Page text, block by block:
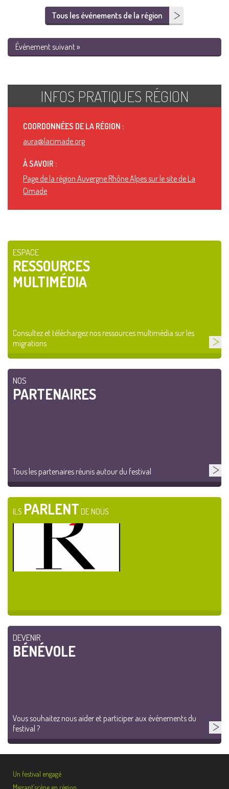
Tous les événements de la région
Événement suivant »
INFOS PRATIQUES RÉGION
COORDONNÉES DE LA RÉGION :
aura@lacimade.org
À SAVOIR :
Page de la région Auvergne Rhône Alpes sur le site de La
Cimade
ESPACE
RESSOURCES
MULTIMÉDIA
Consultez et téléchargez nos ressources multimédia sur les
migrations
NOS
PARTENAIRES
Tous les partenaires réunis autour du festival
ILS PARLENT DE NOUS
DEVENIR
BÉNÉVOLE
Vous souhaitez nous aider et participer aux événements du
festival ?
Un festival engagé
Migrant’scène en région